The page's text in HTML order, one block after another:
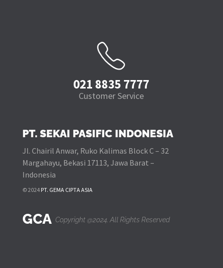
021 8835 7777
Customer Service
PT. SEKAI PASIFIC INDONESIA
Jl. Chairil Anwar, Ruko Kalimas Block C – 32
Margahayu, Bekasi 17113, Jawa Barat –
Indonesia
© 2024PT. GEMA CIPTA ASIA
GCA Copyright @2024. All Rights Reserved